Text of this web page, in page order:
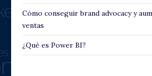
Cómo conseguir brand advocacy y
ventas
¿Qué es Power BI?